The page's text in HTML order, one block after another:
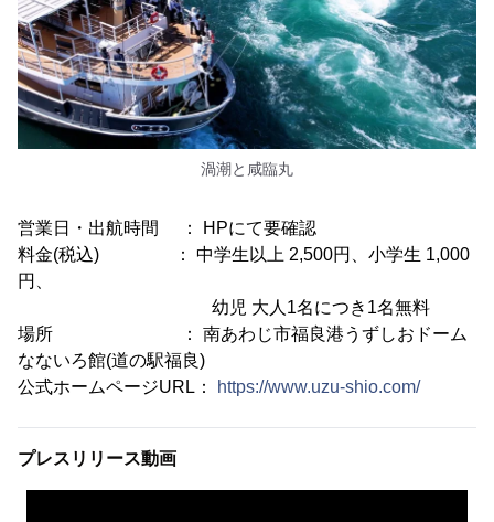
渦潮と咸臨丸
営業日・出航時間 ： HPにて要確認
料金(税込) ： 中学生以上 2,500円、小学生 1,000
円、
幼児 大人1名につき1名無料
場所 ： 南あわじ市福良港うずしおドーム
なないろ館(道の駅福良)
公式ホームページURL：
https://www.uzu-shio.com/
プレスリリース動画